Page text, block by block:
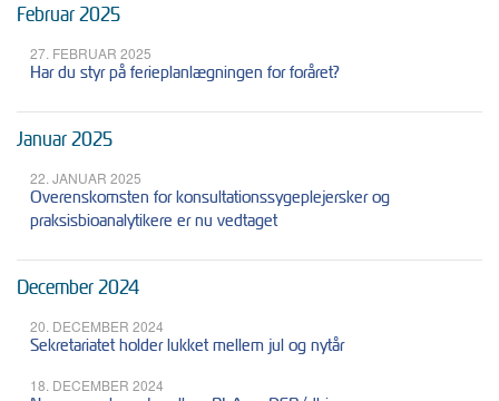
Februar 2025
27. FEBRUAR 2025
Har du styr på ferieplanlægningen for foråret?
Januar 2025
22. JANUAR 2025
Overenskomsten for konsultationssygeplejersker og
praksisbioanalytikere er nu vedtaget
December 2024
20. DECEMBER 2024
Sekretariatet holder lukket mellem jul og nytår
18. DECEMBER 2024